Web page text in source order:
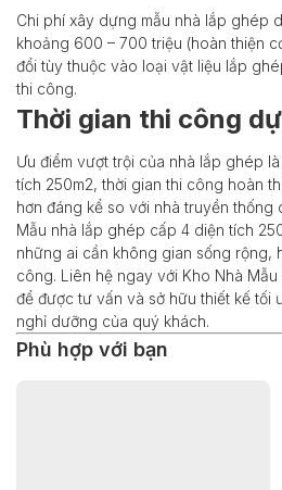
Chi phí xây dựng mẫu nhà lắp ghép
khoảng 600 – 700 triệu (hoàn thiện
đổi tùy thuộc vào loại vật liệu lắp
thi công.
Thời gian thi công
Ưu điểm vượt trội của nhà lắp ghép
tích 250m2, thời gian thi công hoàn
hơn đáng kể so với nhà truyền thống
Mẫu nhà lắp ghép cấp 4 diện tích
những ai cần không gian sống rộng,
công. Liên hệ ngay với Kho Nhà
để được tư vấn và sở hữu thiết kế tối
nghỉ dưỡng của quý khách.
Phù hợp với bạn